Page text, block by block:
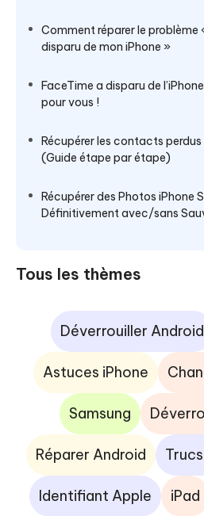
Comment réparer le problème
disparu de mon iPhone »
FaceTime a disparu de
pour vous !
Récupérer les contacts perdus
(Guide étape par étape)
Récupérer des Photos iPhone
Définitivement avec/sans
Tous les thèmes
Déverrouiller Android
Astuces iPhone
Samsung
Réparer Android
Identifiant Apple iPad